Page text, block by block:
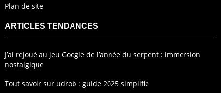
Plan de site
ARTICLES TENDANCES
J’ai rejoué au jeu Google de l’année du serpent : immersion
nostalgique
Tout savoir sur udrob : guide 2025 simplifié